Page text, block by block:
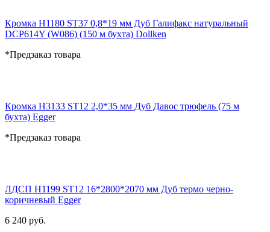
Кромка H1180 ST37 0,8*19 мм Дуб Галифакс натуральный
DCP614Y (W086) (150 м бухта) Dollken
*Предзаказ товара
Кромка H3133 ST12 2,0*35 мм Дуб Давос трюфель (75 м
бухта) Egger
*Предзаказ товара
ЛДСП H1199 ST12 16*2800*2070 мм Дуб термо черно-
коричневый Egger
6 240 руб.